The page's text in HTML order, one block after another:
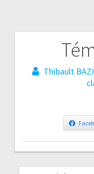
Thibault
ARTICLE
ARTICLE